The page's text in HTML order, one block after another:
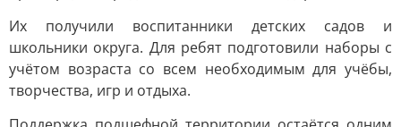
Их получили воспитанники детских садов и
школьники округа. Для ребят подготовили наборы с
учётом возраста со всем необходимым для учёбы,
творчества, игр и отдыха.